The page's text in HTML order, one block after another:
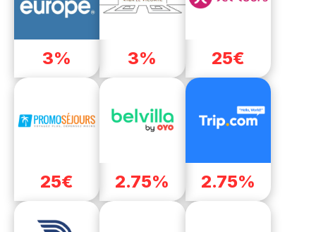
3% 3% 25€
25€ 2.75% 2.75%